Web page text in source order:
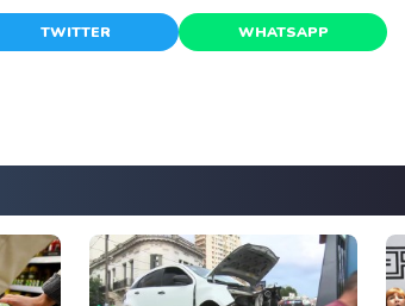
TWITTER WHATSAPP